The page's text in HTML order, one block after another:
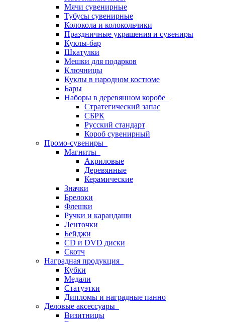
Мячи сувенирные
Тубусы сувенирные
Колокола и колокольчики
Праздничные украшения и сувениры
Куклы-бар
Шкатулки
Мешки для подарков
Ключницы
Куклы в народном костюме
Бары
Наборы в деревянном коробе
Стратегический запас
СБРК
Русский стандарт
Короб сувенирный
Промо-сувениры
Магниты
Акриловые
Деревянные
Керамические
Значки
Брелоки
Флешки
Ручки и карандаши
Ленточки
Бейджи
CD и DVD диски
Скотч
Наградная продукция
Кубки
Медали
Статуэтки
Дипломы и наградные панно
Деловые аксессуары
Визитницы